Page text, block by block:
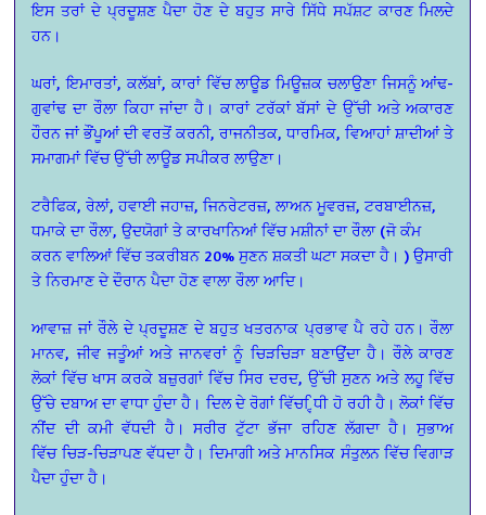
ਇਸ ਤਰਾਂ ਦੇ ਪ੍ਰਦੂਸ਼ਣ ਪੈਦਾ ਹੋਣ ਦੇ ਬਹੁਤ ਸਾਰੇ ਸਿੱਧੇ ਸਪੱਸ਼ਟ ਕਾਰਣ ਮਿਲਦੇ
ਹਨ।
ਘਰਾਂ, ਇਮਾਰਤਾਂ, ਕਲੱਬਾਂ, ਕਾਰਾਂ ਵਿੱਚ ਲਾਊਡ ਮਿਊਜ਼ਕ ਚਲਾਉਣਾ ਜਿਸਨੂੰ ਆਂਢ-
ਗੁਵਾਂਢ ਦਾ ਰੌਲਾ ਕਿਹਾ ਜਾਂਦਾ ਹੈ। ਕਾਰਾਂ ਟਰੱਕਾਂ ਬੱਸਾਂ ਦੇ ਉੱਚੀ ਅਤੇ ਅਕਾਰਣ
ਹੌਰਨ ਜਾਂ ਭੌਂਪੂਆਂ ਦੀ ਵਰਤੋਂ ਕਰਨੀ, ਰਾਜਨੀਤਕ, ਧਾਰਮਿਕ, ਵਿਆਹਾਂ ਸ਼ਾਦੀਆਂ ਤੇ
ਸਮਾਗਮਾਂ ਵਿੱਚ ਉੱਚੀ ਲਾਊਡ ਸਪੀਕਰ ਲਾਉਣਾ।
ਟਰੈਫਿਕ, ਰੇਲਾਂ, ਹਵਾਈ ਜਹਾਜ਼, ਜਿਨਰੇਟਰਜ਼, ਲਾਅਨ ਮੂਵਰਜ਼, ਟਰਬਾਈਨਜ਼,
ਧਮਾਕੇ ਦਾ ਰੌਲਾ, ਉਦਯੋਗਾਂ ਤੇ ਕਾਰਖਾਨਿਆਂ ਵਿੱਚ ਮਸ਼ੀਨਾਂ ਦਾ ਰੌਲਾ (ਜੋ ਕੰਮ
ਕਰਨ ਵਾਲਿਆਂ ਵਿੱਚ ਤਕਰੀਬਨ 20% ਸੁਣਨ ਸ਼ਕਤੀ ਘਟਾ ਸਕਦਾ ਹੈ। ) ਉਸਾਰੀ
ਤੇ ਨਿਰਮਾਣ ਦੇ ਦੌਰਾਨ ਪੈਦਾ ਹੋਣ ਵਾਲਾ ਰੌਲਾ ਆਦਿ।
ਆਵਾਜ਼ ਜਾਂ ਰੌਲੇ ਦੇ ਪ੍ਰਦੂਸ਼ਣ ਦੇ ਬਹੁਤ ਖਤਰਨਾਕ ਪ੍ਰਭਾਵ ਪੈ ਰਹੇ ਹਨ। ਰੌਲਾ
ਮਾਨਵ, ਜੀਵ ਜਤੂੰਆਂਅਤੇ ਜਾਨਵਰਾਂ ਨੂੰ ਚਿੜਚਿੜਾ ਬਣਾਉਂਦਾ ਹੈ। ਰੌਲੇ ਕਾਰਣ
ਲੋਕਾਂ ਵਿੱਚ ਖਾਸ ਕਰਕੇ ਬਜ਼ੁਰਗਾਂ ਵਿੱਚ ਸਿਰ ਦਰਦ, ਉੱਚੀ ਸੁਣਨ ਅਤੇ ਲਹੂ ਵਿੱਚ
ਉੱਚੇ ਦਬਾਅ ਦਾ ਵਾਧਾ ਹੁੰਦਾ ਹੈ। ਦਿਲ ਦੇ ਰੋਗਾਂ ਵਿੱਚ ਿਵ੍ਧੀ ਹੋ ਰਹੀ ਹੈ। ਲੋਕਾਂ ਵਿੱਚ
ਨੀਂਦ ਦੀ ਕਮੀ ਵੱਧਦੀ ਹੈ। ਸਰੀਰ ਟੁੱਟਾ ਭੱਜਾ ਰਹਿਣ ਲੱਗਦਾ ਹੈ। ਸੁਭਾਅ
ਵਿੱਚ ਚਿੜ-ਚਿੜਾਪਣ ਵੱਧਦਾ ਹੈ। ਦਿਮਾਗੀ ਅਤੇ ਮਾਨਸਿਕ ਸੰਤੁਲਨ ਵਿੱਚ ਵਿਗਾੜ
ਪੈਦਾ ਹੁੰਦਾ ਹੈ।